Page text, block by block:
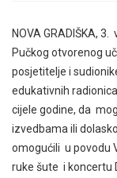
NOVA GRADIŠKA,
Pučkog otvorenog
posjetitelje i
edukativnih
cijele godine, da
izvedbama ili
omogućili u povodu
ruke šute i koncertu